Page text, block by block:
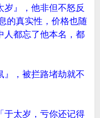
岁』，他非但不怒反
的真实性，价格也随
人都忘了他本名，都
』，被拦路堵劫就不
于太岁，亏你还记得